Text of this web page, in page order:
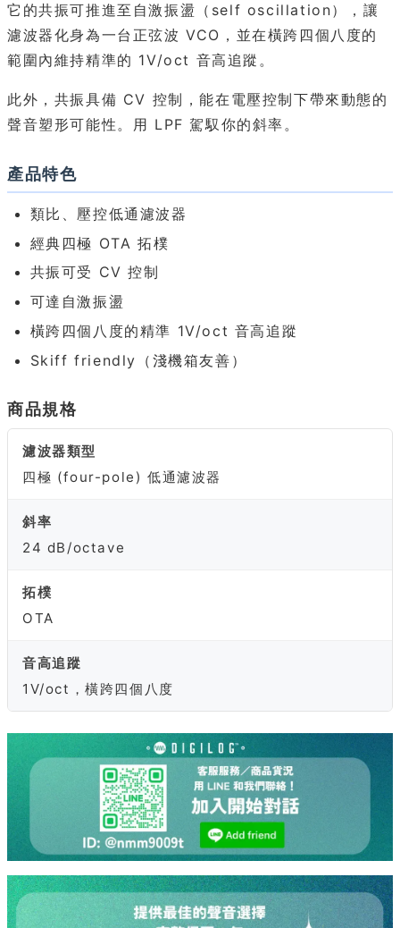
它的共振可推進至自激振盪（self oscillation），讓
濾波器化身為一台正弦波 VCO，並在橫跨四個八度的
範圍內維持精準的 1V/oct 音高追蹤。
此外，共振具備 CV 控制，能在電壓控制下帶來動態的
聲音塑形可能性。用 LPF 駕馭你的斜率。
產品特色
類比、壓控低通濾波器
經典四極 OTA 拓樸
共振可受 CV 控制
可達自激振盪
橫跨四個八度的精準 1V/oct 音高追蹤
Skiff friendly（淺機箱友善）
商品規格
濾波器類型
四極 (four-pole) 低通濾波器
斜率
24 dB/octave
拓樸
OTA
音高追蹤
1V/oct，橫跨四個八度